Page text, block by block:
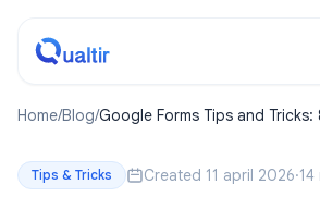
Home/Blog/Google Forms Tips and Tricks:
Tips & Tricks Created 11 april 2026·